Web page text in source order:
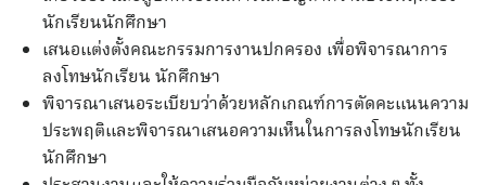
นักเรียนนักศึกษา
เสนอแต่งตั้งคณะกรรมการงานปกครอง เพื่อพิจารณาการ
ลงโทษนักเรียน นักศึกษา
พิจารณาเสนอระเบียบว่าด้วยหลักเกณฑ์การตัดคะแนนความ
ประพฤติและพิจารณาเสนอความเห็นในการลงโทษนักเรียน
นักศึกษา